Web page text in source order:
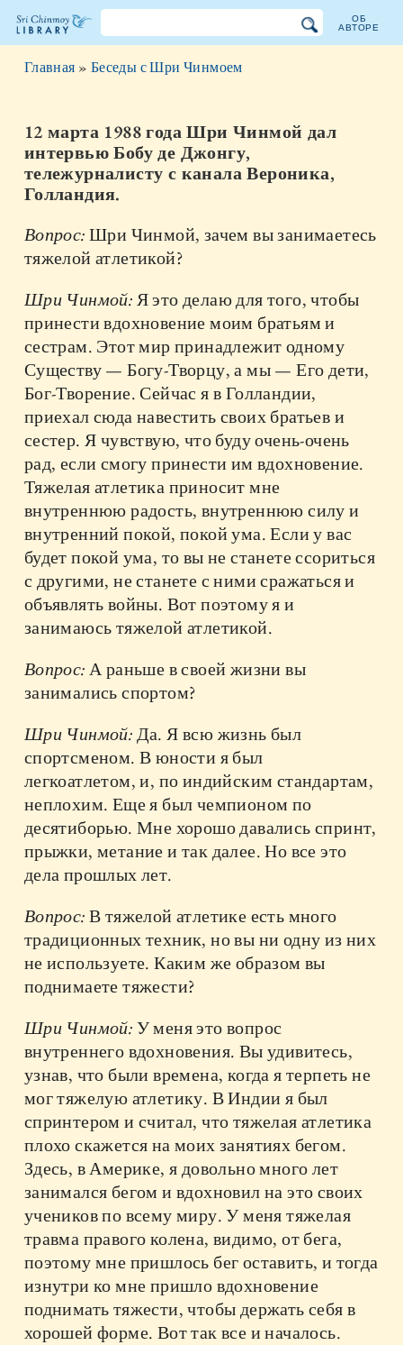
Библиотека
Чинмоя
ОБ
АВТОРЕ
Главная » Беседы с Шри Чинмоем
12 марта 1988 года Шри Чинмой дал
интервью Бобу де Джонгу,
тележурналисту с канала Вероника,
Голландия.
Вопрос:Шри Чинмой, зачем вы занимаетесь
тяжелой атлетикой?
Шри Чинмой:Я это делаю для того, чтобы
принести вдохновение моим братьям и
сестрам. Этот мир принадлежит одному
Существу — Богу-Творцу, а мы — Его дети,
Бог-Творение. Сейчас я в Голландии,
приехал сюда навестить своих братьев и
сестер. Я чувствую, что буду очень-очень
рад, если смогу принести им вдохновение.
Тяжелая атлетика приносит мне
внутреннюю радость, внутреннюю силу и
внутренний покой, покой ума. Если у вас
будет покой ума, то вы не станете ссориться
с другими, не станете с ними сражаться и
объявлять войны. Вот поэтому я и
занимаюсь тяжелой атлетикой.
Вопрос:А раньше в своей жизни вы
занимались спортом?
Шри Чинмой:Да. Я всю жизнь был
спортсменом. В юности я был
легкоатлетом, и, по индийским стандартам,
неплохим. Еще я был чемпионом по
десятиборью. Мне хорошо давались спринт,
прыжки, метание и так далее. Но все это
дела прошлых лет.
Вопрос:В тяжелой атлетике есть много
традиционных техник, но вы ни одну из них
не используете. Каким же образом вы
поднимаете тяжести?
Шри Чинмой:У меня это вопрос
внутреннего вдохновения. Вы удивитесь,
узнав, что были времена, когда я терпеть не
мог тяжелую атлетику. В Индии я был
спринтером и считал, что тяжелая атлетика
плохо скажется на моих занятиях бегом.
Здесь, в Америке, я довольно много лет
занимался бегом и вдохновил на это своих
учеников по всему миру. У меня тяжелая
травма правого колена, видимо, от бега,
поэтому мне пришлось бег оставить, и тогда
изнутри ко мне пришло вдохновение
поднимать тяжести, чтобы держать себя в
хорошей форме. Вот так все и началось.